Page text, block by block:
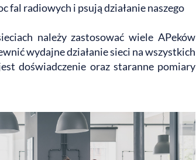
fal radiowych i psują działanie naszego
należy zastosować wiele APeków
wydajne działanie sieci na wszystkich
doświadczenie oraz staranne pomiary